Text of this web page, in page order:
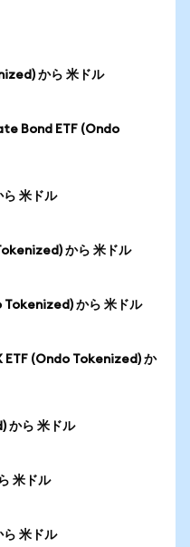
から 米ドル
Bond ETF (Ondo
米ドル
から 米ドル
から 米ドル
(Ondo Tokenized) か
から 米ドル
米ドル
米ドル